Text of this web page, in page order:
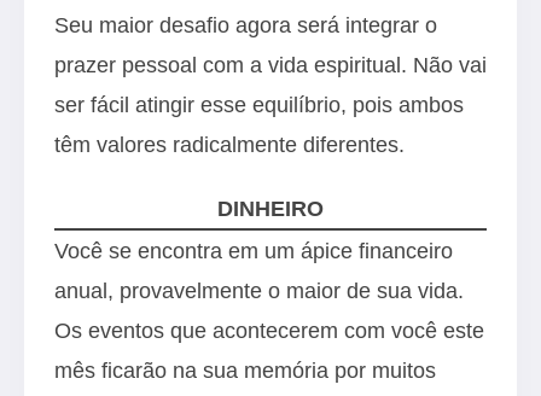
Seu maior desafio agora será integrar o
prazer pessoal com a vida espiritual. Não vai
ser fácil atingir esse equilíbrio, pois ambos
têm valores radicalmente diferentes.
DINHEIRO
Você se encontra em um ápice financeiro
anual, provavelmente o maior de sua vida.
Os eventos que acontecerem com você este
mês ficarão na sua memória por muitos